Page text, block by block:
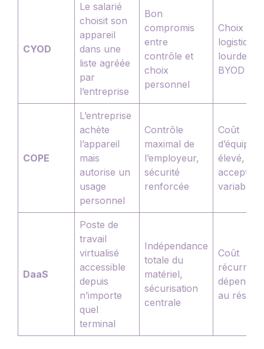
CYOD
Le salarié
choisit son
appareil
dans une
liste agréée
par
l’entreprise
Bon
compromis
entre
contrôle et
choix
personnel
Choix
logistique
lourde
BYOD
COPE
L’entreprise
achète
l’appareil
mais
autorise un
usage
personnel
Contrôle
maximal de
l’employeur,
sécurité
renforcée
Coût
élevé,
variable
DaaS
Poste de
travail
virtualisé
accessible
depuis
n’importe
quel
terminal
Indépendance
totale du
matériel,
sécurisation
centrale
Coût
récurrent,
au réseau